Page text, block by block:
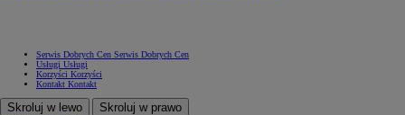
Serwis Dobrych Cen Serwis Dobrych Cen
Usługi Usługi
Korzyści Korzyści
Kontakt Kontakt
Skroluj w lewo Skroluj w prawo